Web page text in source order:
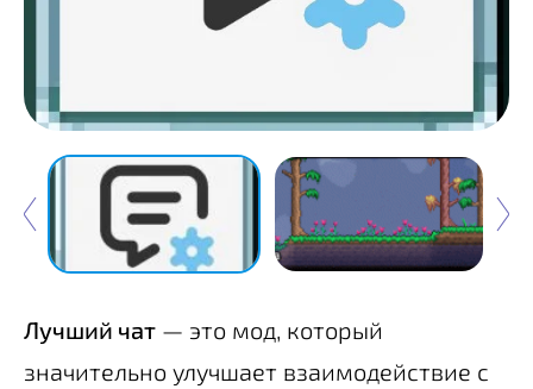
Лучший чат — это мод, который
значительно улучшает взаимодействие с